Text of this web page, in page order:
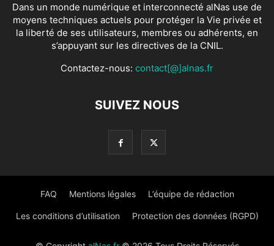
Dans un monde numérique et interconnecté alNas use de
moyens techniques actuels pour protéger la Vie privée et
la liberté de ses utilisateurs, membres ou adhérents, en
s’appuyant sur les directives de la CNIL.
Contactez-nous: contact[@]alnas.fr
SUIVEZ NOUS
FAQ Mentions légales L’équipe de rédaction
Les conditions d’utilisation Protection des données (RGPD)